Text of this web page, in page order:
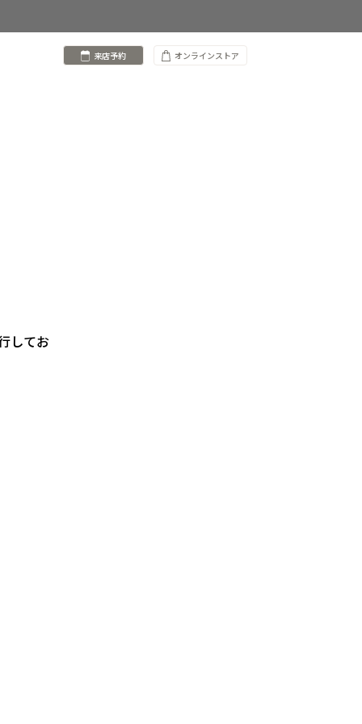
来店予約 オンラインストア
してお